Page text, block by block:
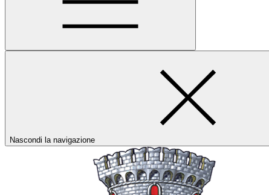
Nascondi la navigazione